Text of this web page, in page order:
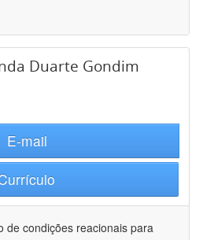
Duarte Gondim
E-mail
de condições reacionais para